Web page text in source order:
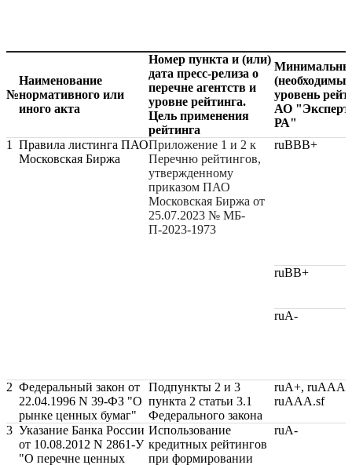
№
Наименование
нормативного или
иного акта
Номер пункта и (или)
дата пресс-релиза о
перечне агентств и
уровне рейтинга.
Цель применения
рейтинга
уровень
АО "Эксперт
РА"
1
Правила листинга ПАО
Московская Биржа
Приложение 1 и 2 к
Перечню рейтингов,
утвержденному
приказом ПАО
Московская Биржа от
25.07.2023 № МБ-
П-2023-1973
ruBBB+
ruBB+
ruA-
2 Федеральный закон от
22.04.1996 N 39-ФЗ "О
рынке ценных бумаг"
Подпункты 2 и 3
пункта 2 статьи 3.1
Федерального закона
ruA+, ruAAA,
ruAAA.sf
3 Указание Банка России
от 10.08.2012 N 2861-У
"О перечне ценных
Использование
кредитных рейтингов
при формировании
ruA-